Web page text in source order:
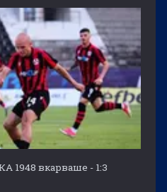
1948 вкарваше - 1:3